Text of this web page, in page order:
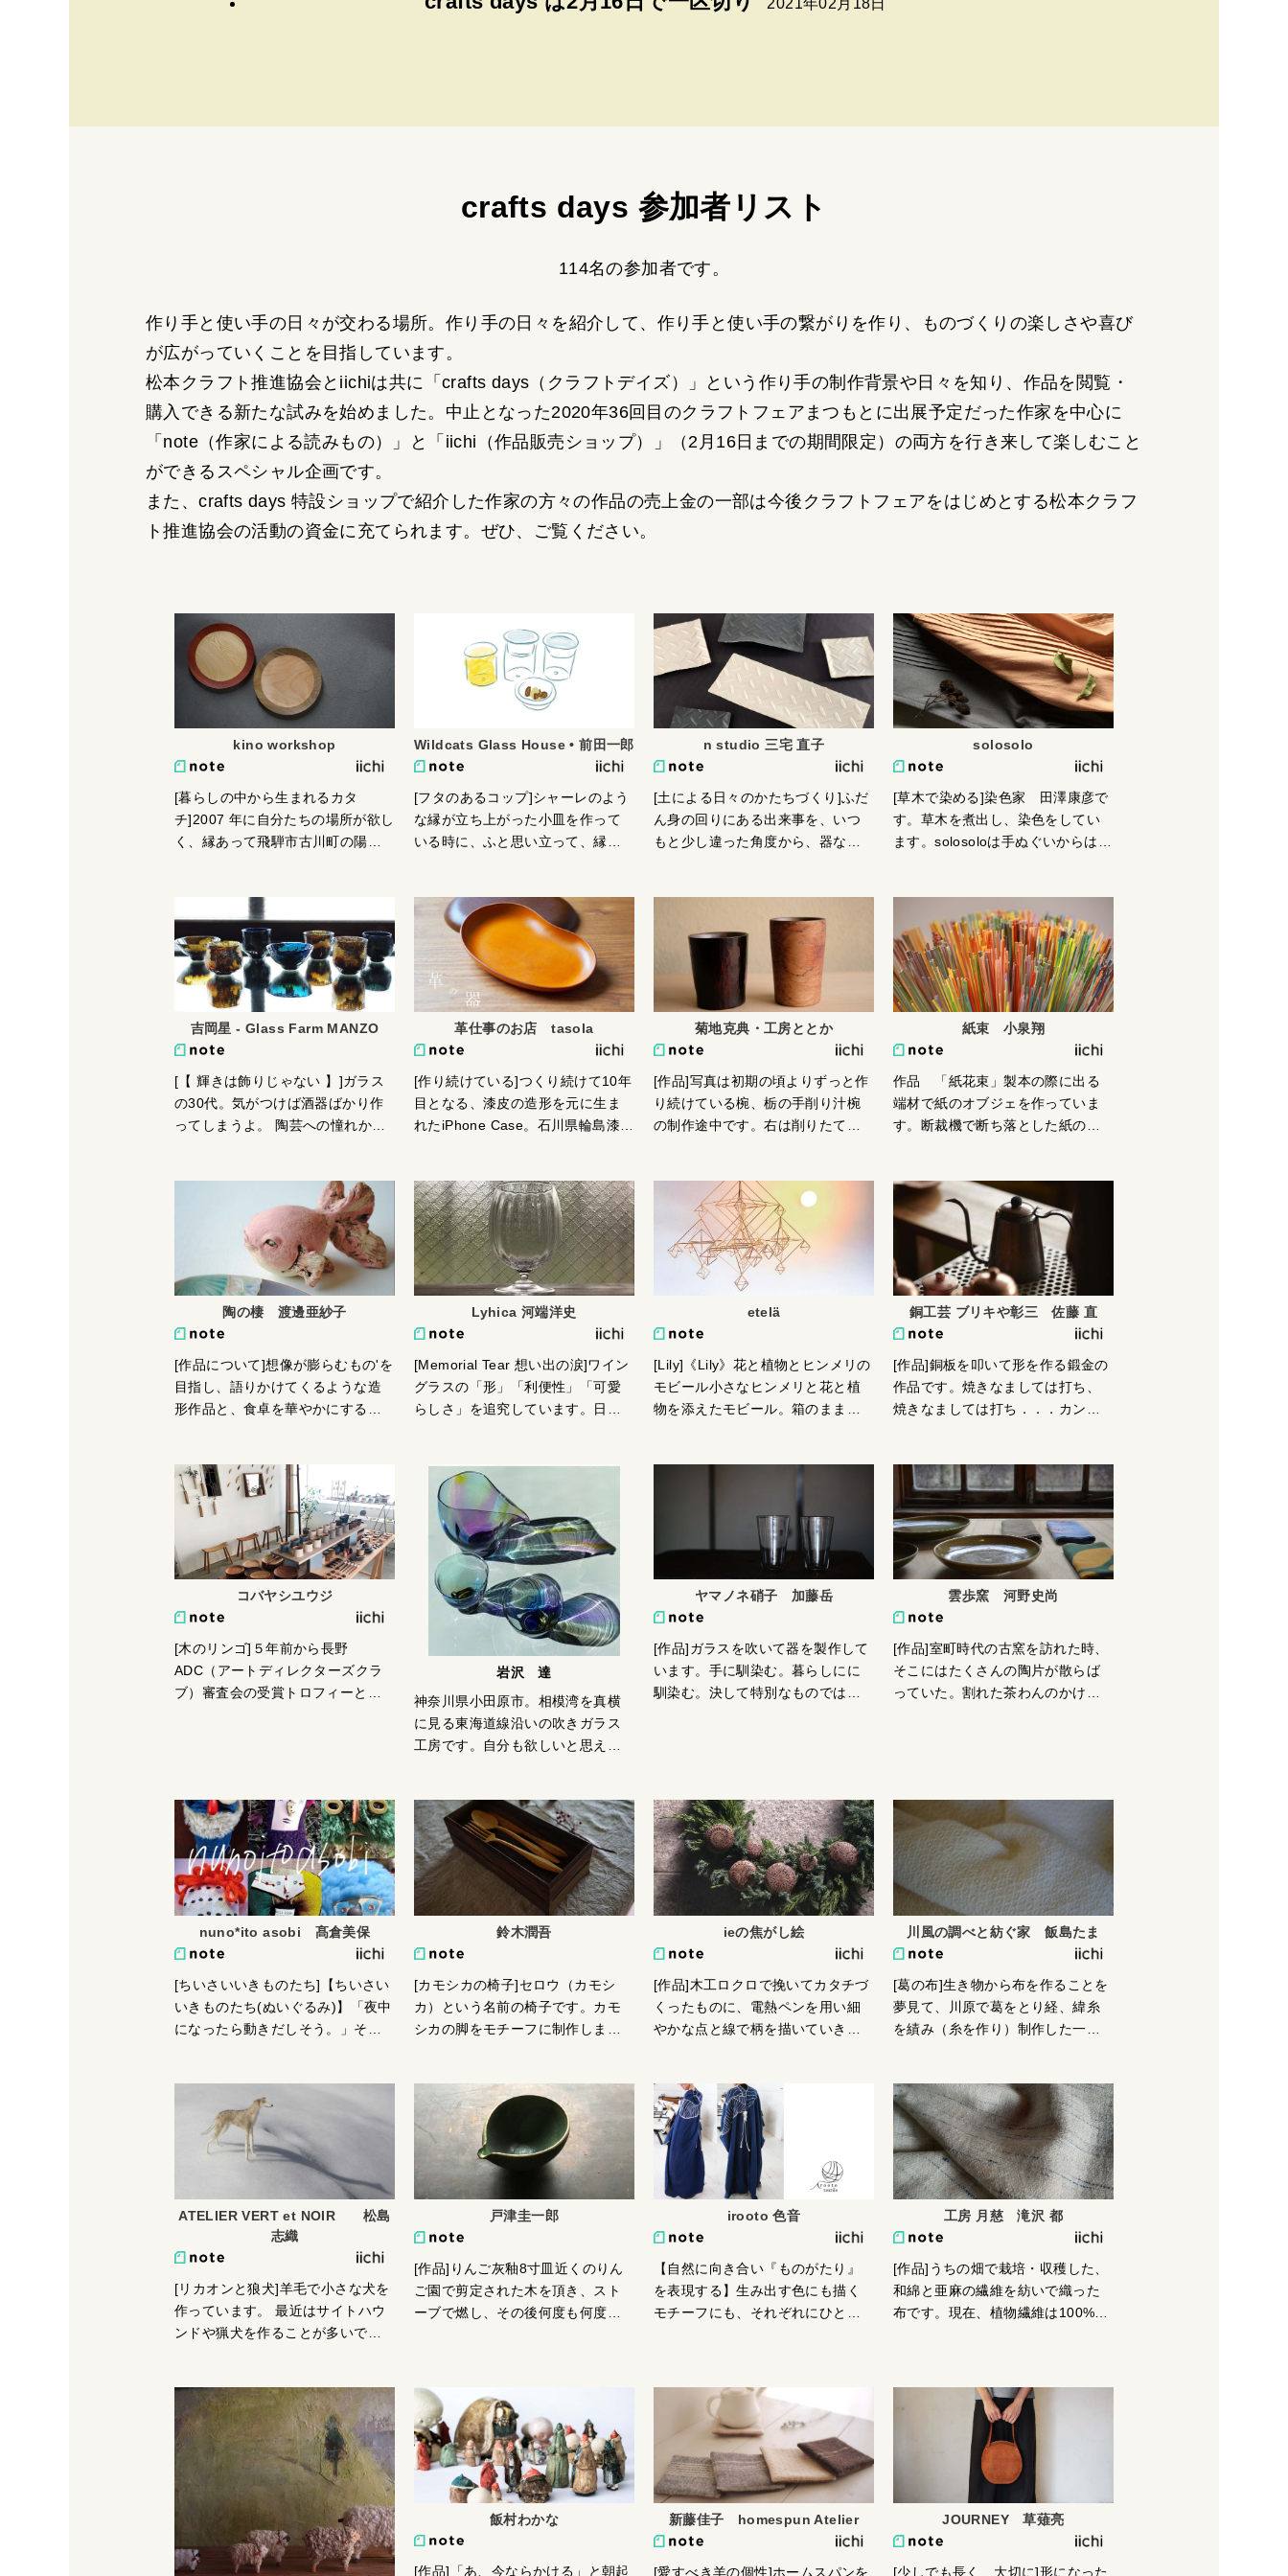
crafts days 参加者リスト
114名の参加者です。
作り手と使い手の日々が交わる場所。作り手の日々を紹介して、作り手と使い手の繋がりを作り、ものづくりの楽しさや喜び
が広がっていくことを目指しています。
松本クラフト推進協会 と iichiは共に「crafts days（クラフトデイズ）」という作り手の制作背景や日々を知り、作品を閲覧・
購入できる新たな試みを始めました。中止となった2020年36回目のクラフトフェアまつもとに出展予定だった作家を中心に
「 note（作家による読みもの） 」と「 iichi（作品販売ショップ）
」（2月16日までの期間限定）の両方を行き来して楽しむこと
ができるスペシャル企画です。
また、crafts days 特設ショップで紹介した作家の方々の作品の売上金の一部は今後クラフトフェアをはじめとする松本クラフ
ト推進協会の活動の資金に充てられます。ぜひ、ご覧ください。
kino workshop
[暮らしの中から生まれるカタ
チ]2007 年に自分たちの場所が欲し
く、縁あって飛騨市古川町の陽当
段を降りて工房へ。つくりながら
暮らす毎日をとても気に入ってい
ます。「こんなものあったらいい
な」というものを試しにつくっ
て、使ったりそのへんにころがし
ておいたりして、しばらくながめ
てみる。そんな時間があって作品
Wildcats Glass House • 前田一郎
[フタのあるコップ]シャーレのよう
な縁が立ち上がった小皿を作って
いる時に、ふと思い立って、縁を
った。あまりに安易だったし、少
し滑稽さを匂わせている。なにや
ってんのさ〜と、嘲笑気味にから
かわれるものと思っていた。しか
し、見た人の反応は違った。不思
議なものを見るようで楽しそうだ
った。「なにに使うんですか？」
てあった。「上にはおつまみを、
下のコップには、これだけだよと
我慢して一杯分の酒を入れ
とつゆで冷麦、ざるそば。チョコ
とアイスコーヒー。和菓子とお
茶。コーヒーとアイスクリームで
アフォガード、これはどっちがコ
ーヒーで、どっちがアイスクリー
ムなのだろう？上の皿に穴を開け
れば、ヒヤシンスが置けるね、そ
n studio 三宅 直子
[土による日々のかたちづくり]ふだ
ん身の回りにある出来事を、いつ
もと少し違った角度から、器など
ものづくりをしていきたいです。
写真は段ボールを石膏で型取り、
土に置き換えた作品。触ると硬い
のが不思議です。
solosolo
[草木で染める]染色家 田澤康彦で
す。草木を煮出し、染色をしてい
ます。solosoloは手ぬぐいからはじ
した。纏う衣服の染色は寄り添え
る色だったり、引き立たせる色だ
ったり、そのシチュエーションや
その人を思い浮かべて染めます。
木工作家とのコラボレーションで
木を染めたり、芸術家の考える赤
と青を表現してみたり、アクセサ
からの「おまかせ染め」アパレル
関係からの染めオーダーも受けて
います。染色、を通して植物と会
吉岡星 - Glass Farm MANZO
[【 輝きは飾りじゃない 】]ガラス
の30代。気がつけば酒器ばかり作
ってしまうよ。 陶芸への憧れから
い、シンプルで綺麗なモノも得意
です。 切子などの研磨も得意で
す。やればできる子です。
革仕事のお店 tasola
[作り続けている]つくり続けて10年
目となる、漆皮の造形を元に生ま
れたiPhone Case。石川県輪島漆芸
でいます。漆器のように木地固め
をしているので、長くご愛用いた
だいても形が変わらず、安心した
使い心地があります。
菊地克典・工房ととか
[作品]写真は初期の頃よりずっと作
り続けている椀、栃の手削り汁椀
の制作途中です。右は削りたてで
面から漆がタップリ浸み込んで丈
夫な器になります。黒く見えます
が透き漆です。汁椀は毎日何回
も、使って、洗って、を繰り返し
ますが、長年使ってすり減って木
す。
紙束 小泉翔
作品 「紙花束」製本の際に出る
端材で紙のオブジェを作っていま
す。断裁機で断ち落とした紙の重
じめまして
陶の棲 渡邊亜紗子
[作品について]想像が膨らむもの'を
目指し、語りかけてくるような造
形作品と、食卓を華やかにする器
な装飾が特徴です。色釉が少し混
ざり合うように彩色しているの
で、窯ごとに少しづつ滲みや発色
が異なるのが面白いところ。造形
作品に関しては、見る人が様々な
けになれば嬉しいと思っていま
れぞれ新鮮な気持ちで制作できる
ため、どちらも私にとっては必要
不可欠なものです。
Lyhica 河端洋史
[Memorial Tear 想い出の涙]ワイン
グラスの「形」「利便性」「可愛
らしさ」を追究しています。日常
でありたいと願い、日々制作して
おります。耐久性、自立性、可愛
らしさ、価格など、日々悩みなが
ら一歩一歩ですw。
etelä
[Lily]《Lily》花と植物とヒンメリの
モビール小さなヒンメリと花と植
物を添えたモビール。箱のまま植
ともできる作品です。「ヒンメリ
にあまり馴染みのない方でも暮ら
しに取り入れやすいものを作りた
い」そんな思いから誕生しまし
銅工芸 ブリキや彰三 佐藤 直
[作品]銅板を叩いて形を作る鍛金の
作品です。焼きなましては打ち、
焼きなましては打ち．．．カンカ
コバヤシユウジ
[木のリンゴ]５年前から長野
ADC（アートディレクターズクラ
ブ）審査会の受賞トロフィーとし
は毎年変更するのですが、長野
ADCのみ毎年わたしが作った木の
リンゴを使っていただいていま
す。初年度の審査委員長の方が授
賞式の席で「長野は毎年この木の
リンゴでいこう！ずっと木のリン
ゴ！」とおっしゃったのを機にそ
うなりました。ありがたいことで
す。
岩沢 達
神奈川県小田原市。相模湾を真横
に見る東海道線沿いの吹きガラス
工房です。自分も欲しいと思える
ヤマノネ硝子 加藤岳
[作品]ガラスを吹いて器を製作して
います。手に馴染む。暮らしにに
馴染む。決して特別なものではな
のビールのための」が出発点で
す。熔けた高温のガラスの持つエ
ネルギーと、回転運動のリズムに
よって柔らかいガラスが形を変え
ていく様が、私にとってのガラス
の醍醐味です。その痕跡を手にし
た品物から感じてもらえるよう意
識しています。スキ(透明)ガラスを
メインに、たまに泡を入れたり錆
び鉄や真鍮と組み合わせた小物な
ども。
雲歩窯 河野史尚
[作品]室町時代の古窯を訪れた時、
そこにはたくさんの陶片が散らば
っていた。割れた茶わんのかけ
う。よく観てみると精製された素
材ではないことが分かるが、その
ひとつの破片に秘められた力を感
じた。帰ってからもその思いはい
つまでも続き、自分もこんな焼き
物を作りたいと思った。作品には
山や川から取ってきた原料を土や
釉薬として使っている。冬になる
と、薪ストーブから出た灰を半年
以上かけ精製し、原料として使用
する。土には砂がかなり入ってい
間もかかるけど、最近は気に入っ
た作品がいくらか焼けるようにな
った。一方でオブジェもたまに作
っている。器づくりとは全く別の
世界で１８０度振れる感じ。なに
か自分の頭の隅っこに残っている
断片を繋ぎ合わせるとそれが組み
立てられて形になっていく。自分
を解放できるので楽しんでやって
いる。
nuno*ito asobi 髙倉美保
[ちいさいいきものたち]【ちいさい
いきものたち(ぬいぐるみ)】「夜中
になったら動きだしそう。」そう
「nuno*ito asobi作品をはじめて見
たお客様が『ちいさいいきものた
ち(ぬいぐるみ)が話かけてきた。話
かけてきたから、この子、連れて
帰ります』と言っていた」とお聞
前まできたぞ」と思いましたが、
わたし、ホラー作家ではありませ
す。
鈴木潤吾
[カモシカの椅子]セロウ（カモシ
カ）という名前の椅子です。カモ
シカの脚をモチーフに制作しまし
したが、３年考え続けてようやく
手応えを掴めたような気がした椅
子です。
ieの焦がし絵
[作品]木工ロクロで挽いてカタチづ
くったものに、電熱ペンを用い細
やかな点と線で柄を描いていきま
はしないままにじりじり、少しず
つ焦がします。
川風の調べと紡ぐ家 飯島たま
[葛の布]生き物から布を作ることを
夢見て、川原で葛をとり経、緯糸
を績み（糸を作り）制作した一枚
しました。仕上がった時、いつも
歩いていた川原のヒカリを見つけ
られたようで嬉しくなりました。
ATELIER VERT et NOIR 松島
志織
[リカオンと狼犬]羊毛で小さな犬を
作っています。 最近はサイトハウ
ンドや猟犬を作ることが多いで
オンでした。 狼犬と暮らしていた
女性とフェアの会場で出会い、狼
犬を作るようになりました。 クラ
フトフェアで様々な方と犬につい
て話をし、それが次の製作へとつ
戸津圭一郎
[作品]りんご灰釉8寸皿近くのりん
ご園で剪定された木を頂き、スト
ーブで燃し、その後何度も何度も
思います……。
irooto 色音
【自然に向き合い『ものがたり』
を表現する】生み出す色にも描く
モチーフにも、それぞれにひとつ
①【ボタニカル（草・木・花）で
手染め】綿糸を煮洗いし汚れを落
とし、ひとつの色をつくるのに
5~10回の染め作業をくりかえしま
す。②【布を絞りボタニカル
（草・木・花）で染める】煮洗い
後、シンプルに一色で染めること
工房 月慈 滝沢 都
[作品]うちの畑で栽培・収穫した、
和綿と亜麻の繊維を紡いで織った
布です。現在、植物繊維は100%自
飯村わかな
[作品]「あ、今ならかける」と朝起
新藤佳子 homespun Atelier
[愛すべき羊の個性]ホームスパンを
JOURNEY 草薙亮
[少しでも長く、大切に]形になった